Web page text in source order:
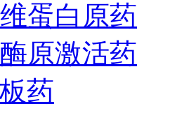
蛋白原药
原激活药
药